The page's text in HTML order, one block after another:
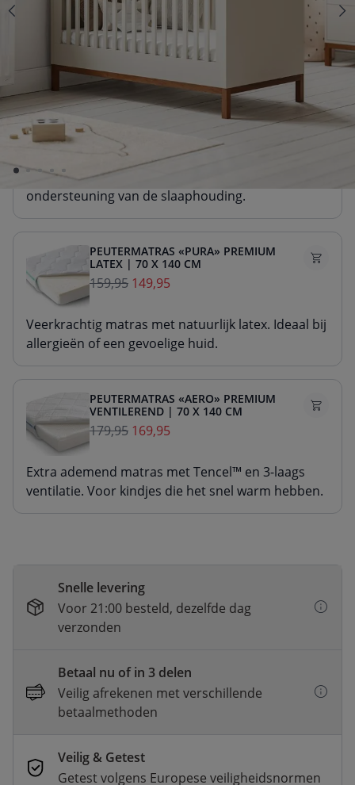
Kies een matras met 10 € korting
PEUTERMATRAS «NOVA» PREMIUM
SCHUIM | 70 X 140 CM
99,95
Stevig matras van duurzaam schuim. Voor goede
ondersteuning van de slaaphouding.
PEUTERMATRAS «PURA» PREMIUM
LATEX | 70 X 140 CM
159,95 149,95
Veerkrachtig matras met natuurlijk latex. Ideaal bij
allergieën of een gevoelige huid.
PEUTERMATRAS «AERO» PREMIUM
VENTILEREND | 70 X 140 CM
179,95 169,95
Extra ademend matras met Tencel™ en 3-laags
ventilatie. Voor kindjes die het snel warm hebben.
Snelle levering
Voor 21:00 besteld, dezelfde dag
verzonden
Betaal nu of in 3 delen
Veilig afrekenen met verschillende
betaalmethoden
Veilig & Getest
Getest volgens Europese veiligheidsnormen